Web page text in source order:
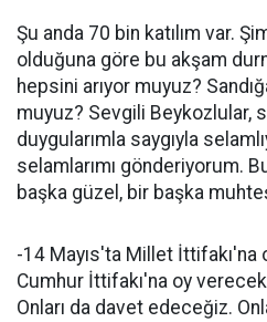
Şu anda 70 bin katılım var.
olduğuna göre bu akşam
hepsini arıyor muyuz?
muyuz? Sevgili Beykozlular,
duygularımla saygıyla
selamlarımı gönderiyorum.
başka güzel, bir başka
-14 Mayıs'ta Millet İttifakı'na
Cumhur İttifakı'na oy
Onları da davet edeceğiz.